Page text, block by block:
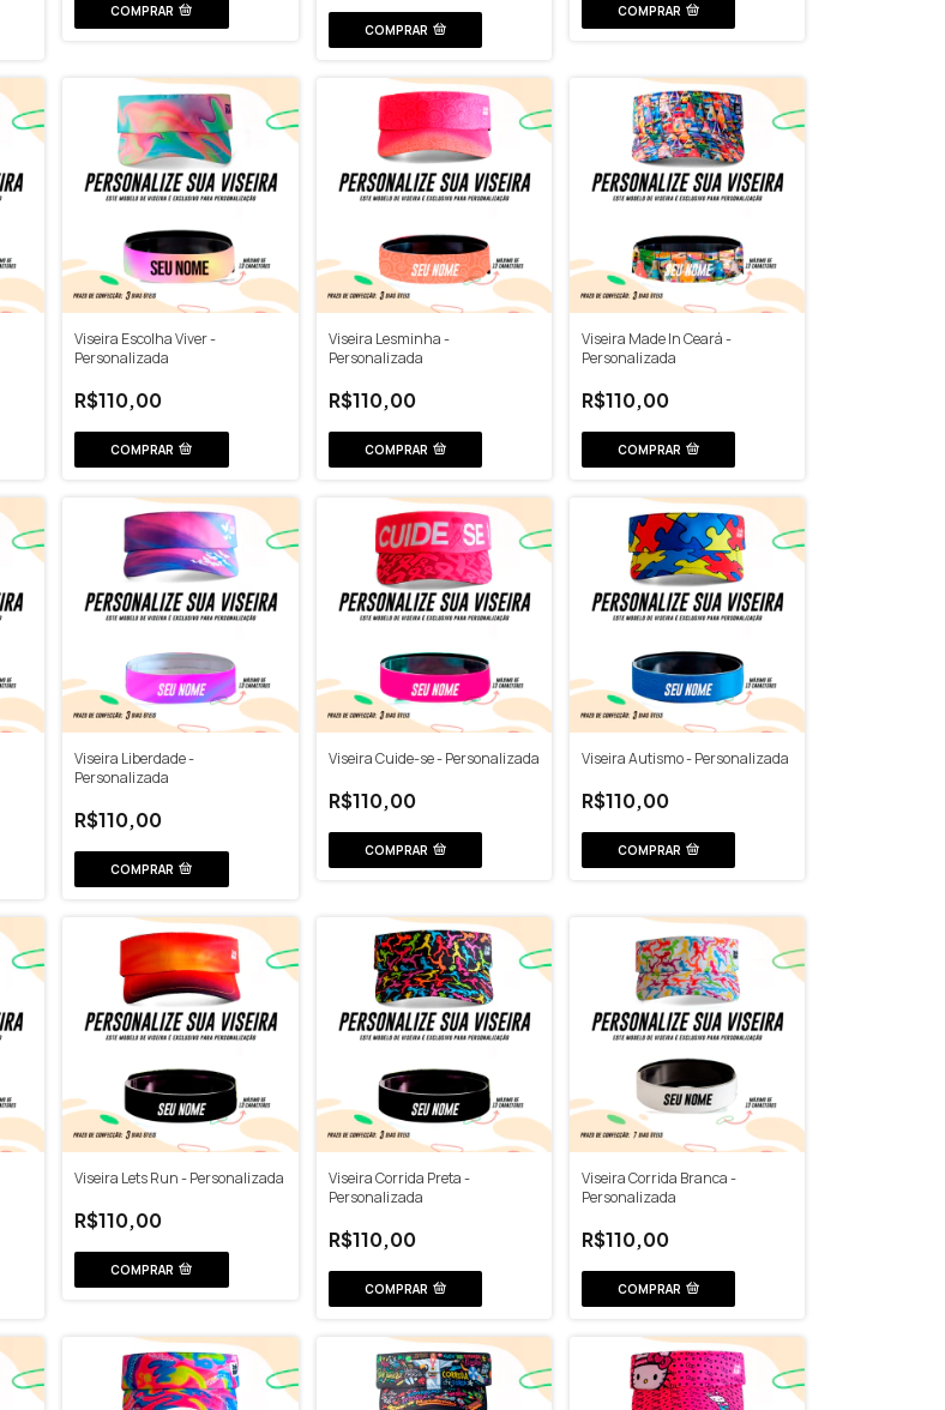
COMPRAR
COMPRAR
COMPRAR
Viseira Escolha Viver -
Personalizada
R$110,00
COMPRAR
Viseira Lesminha -
Personalizada
R$110,00
COMPRAR
Viseira Made In Ceará -
Personalizada
R$110,00
COMPRAR
Viseira Liberdade -
Personalizada
R$110,00
COMPRAR
Viseira Cuide-se - Personalizada
R$110,00
COMPRAR
Viseira Autismo - Personalizada
R$110,00
COMPRAR
Viseira Lets Run - Personalizada
R$110,00
COMPRAR
Viseira Corrida Preta -
Personalizada
R$110,00
COMPRAR
Viseira Corrida Branca -
Personalizada
R$110,00
COMPRAR